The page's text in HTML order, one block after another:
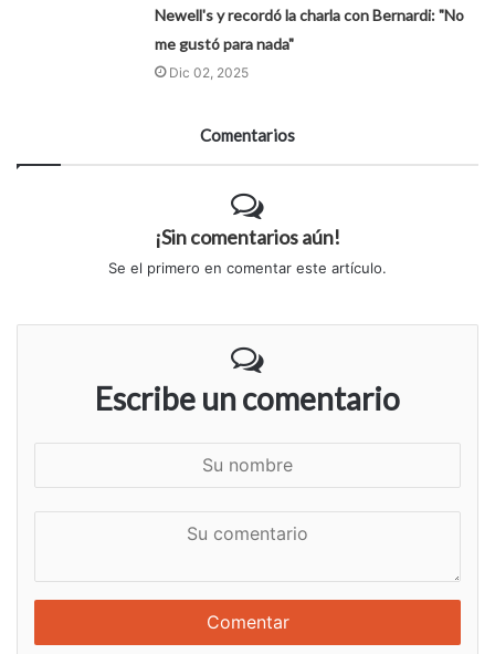
Newell's y recordó la charla con Bernardi: "No
me gustó para nada"
Dic 02, 2025
Comentarios
¡Sin comentarios aún!
Se el primero en comentar este artículo.
Escribe un comentario